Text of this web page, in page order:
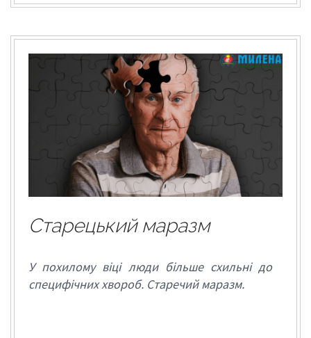
Старецький маразм
У похилому віці люди більше схильні до
специфічних хвороб. Старечий маразм.